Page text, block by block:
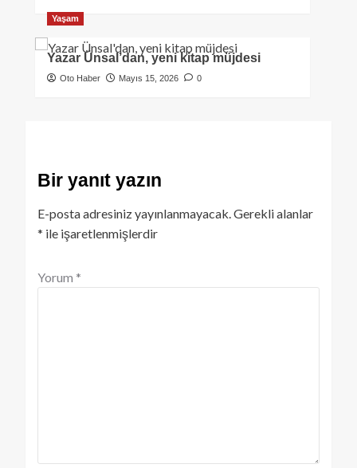
Yaşam
Yazar Ünsal’dan, yeni kitap müjdesi
Oto Haber Mayıs 15, 2026 0
Bir yanıt yazın
E-posta adresiniz yayınlanmayacak.Gerekli alanlar
* ile işaretlenmişlerdir
Yorum *